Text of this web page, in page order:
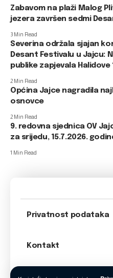
Zabavom na plaži Malog
jezera završen sedmi
3 Min Read
Severina održala sjajan
Desant Festivalu u Jajcu:
publike zapjevala Halidove
2 Min Read
Općina Jajce nagradila
osnovce
2 Min Read
9. redovna sjednica OV
za srijedu, 15.7.2026.
1 Min Read
Privatnost podataka
Kontakt